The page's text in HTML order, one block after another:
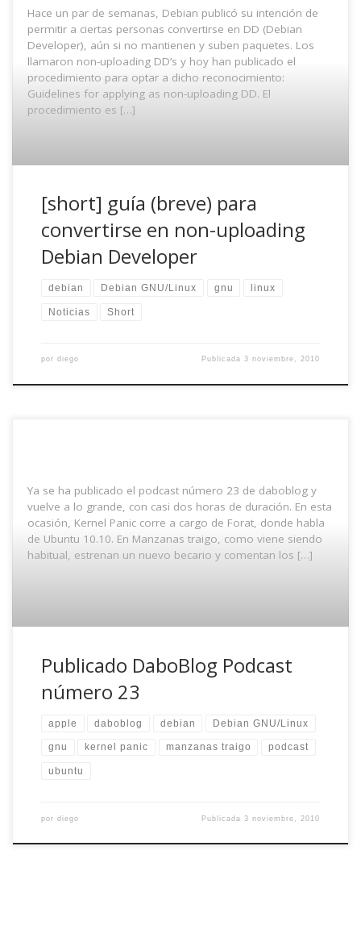
Hace un par de semanas, Debian publicó su intención de
permitir a ciertas personas convertirse en DD (Debian
Developer), aún si no mantienen y suben paquetes. Los
llamaron non-uploading DD’s y hoy han publicado el
procedimiento para optar a dicho reconocimiento:
Guidelines for applying as non-uploading DD. El
procedimiento es […]
[short] guía (breve) para
convertirse en non-uploading
Debian Developer
debian Debian GNU/Linux gnu linux
Noticias Short
por diego Publicada3 noviembre, 2010
Ya se ha publicado el podcast número 23 de daboblog y
vuelve a lo grande, con casi dos horas de duración. En esta
ocasión, Kernel Panic corre a cargo de Forat, donde habla
de Ubuntu 10.10. En Manzanas traigo, como viene siendo
habitual, estrenan un nuevo becario y comentan los […]
Publicado DaboBlog Podcast
número 23
apple daboblog debian Debian GNU/Linux
gnu kernel panic manzanas traigo podcast
ubuntu
por diego Publicada3 noviembre, 2010